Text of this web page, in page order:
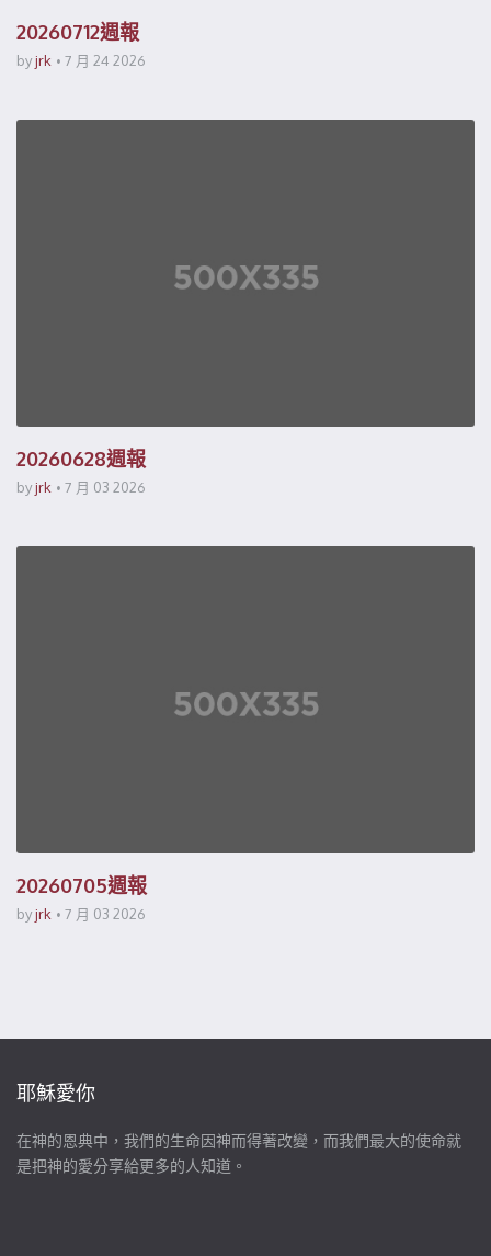
20260712週報
byjrk 7 月 24 2026
20260628週報
byjrk 7 月 03 2026
20260705週報
byjrk 7 月 03 2026
耶穌愛你
在神的恩典中，我們的生命因神而得著改變，而我們最大的使命就
是把神的愛分享給更多的人知道。